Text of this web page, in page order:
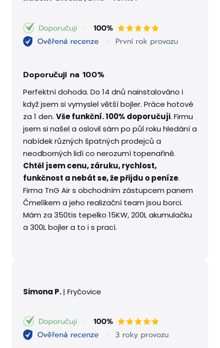
Doporučuji na 100%
Perfektní dohoda. Do 14 dnů nainstalováno i
když jsem si vymyslel větší bojler. Práce hotové
za 1 den. Vše funkční. 100% doporučuji. Firmu
jsem si našel a oslovil sám po půl roku hledání a
nabídek různých špatných prodejců a
neodborných lidí co nerozumí topenařině.
Chtěl jsem cenu, záruku, rychlost,
funkčnost a nebát se, že přijdu o peníze.
Firma TnG Air s obchodním zástupcem panem
Čmelíkem a jeho realizační team jsou borci.
Mám za 350tis tepelko 15KW, 200L akumulačku
a 300L bojler a to i s prací.
Simona P.| Fryčovice